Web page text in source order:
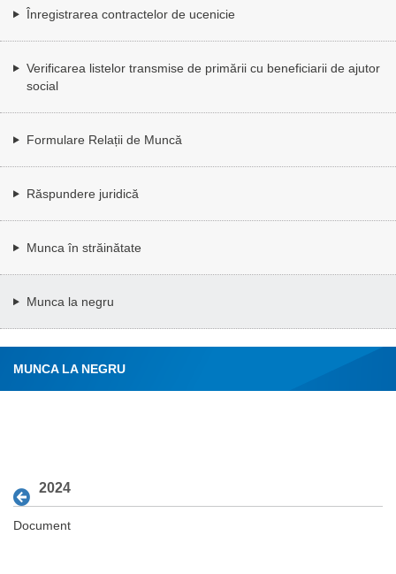
Înregistrarea contractelor de ucenicie
Verificarea listelor transmise de primării cu beneficiarii de ajutor
social
Formulare Relații de Muncă
Răspundere juridică
Munca în străinătate
Munca la negru
MUNCA LA NEGRU
2024
Document